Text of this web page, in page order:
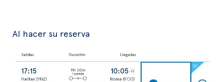
Al hacer su reserva